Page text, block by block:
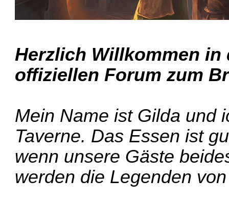
Herzlich Willkommen in
offiziellen Forum zum
Mein Name ist Gilda und
Taverne. Das Essen ist
wenn unsere Gäste
werden die Legenden